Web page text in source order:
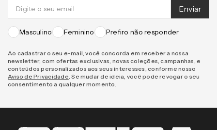
Enviar
Masculino Feminino Prefiro não responder
Ao cadastrar o seu e-mail, você concorda em receber a nossa
newsletter, com ofertas exclusivas, novas coleções, campanhas, e
conteúdos personalizados aos seus interesses, conforme nosso
Aviso de Privacidade. Se mudar de ideia, você pode revogar o seu
consentimento a qualquer momento.